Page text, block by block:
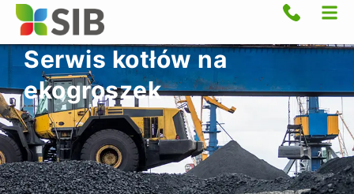
Serwis kotłów na
ekogroszek